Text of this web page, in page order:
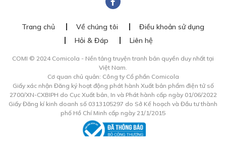
Trang chủ Về chúng tôi
Điều khoản sử dụng
Hỏi & Đáp
Liên hệ
COMI © 2024 Comicola - Nền tảng truyện tranh bản quyền duy nhất tại
Việt Nam.
Cơ quan chủ quản: Công ty Cổ phần Comicola
Giấy xác nhận Đăng ký hoạt động phát hành Xuất bản phẩm điện tử số
2700/XN-CXBIPH do Cục Xuất bản, In và Phát hành cấp ngày 01/06/2022
Giấy Đăng kí kinh doanh số 0313105297 do Sở Kế hoạch và Đầu tư thành
phố Hồ Chí Minh cấp ngày 21/1/2015